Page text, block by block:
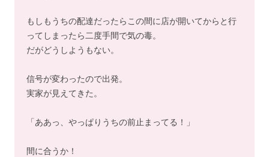
もしもうちの配達だったらこの間に店が開いてからと行
ってしまったら二度手間で気の毒。
だがどうしようもない。
信号が変わったので出発。
実家が見えてきた。
「ああっ、やっぱりうちの前止まってる！」
間に合うか！